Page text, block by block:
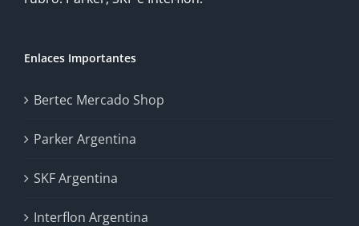
Enlaces Importantes
Bertec Mercado Shop
Parker Argentina
SKF Argentina
Interflon Argentina